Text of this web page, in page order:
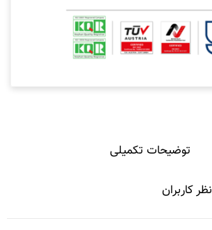
توضیحات تکمیلی
نظر کاربران